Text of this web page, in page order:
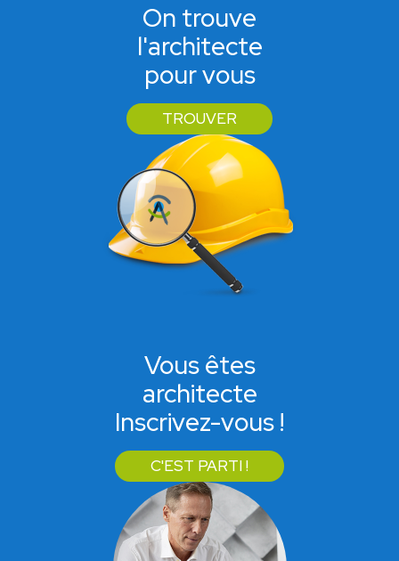
On trouve
l'architecte
pour vous
TROUVER
Vous êtes
architecte
Inscrivez-vous !
C'EST PARTI !